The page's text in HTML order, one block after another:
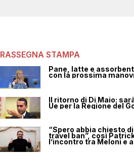
RASSEGNA STAMPA
Pane, latte e
con la prossima
Il ritorno di Di Maio:
Ue per la Regione del
“Spero abbia chiesto
travel ban”, così
l’incontro tra Meloni e